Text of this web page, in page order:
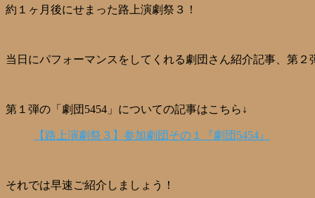
約１ヶ月後にせまった路上演劇祭３！
当日にパフォーマンスをしてくれる劇団さん紹介記事、第２
第１弾の「劇団5454」についての記事はこちら↓
【路上演劇祭３】参加劇団その１『劇団5454』
それでは早速ご紹介しましょう！